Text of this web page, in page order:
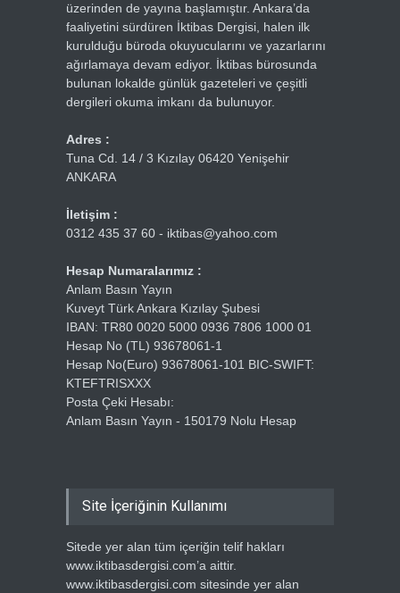
üzerinden de yayına başlamıştır. Ankara’da
faaliyetini sürdüren İktibas Dergisi, halen ilk
kurulduğu büroda okuyucularını ve yazarlarını
ağırlamaya devam ediyor. İktibas bürosunda
bulunan lokalde günlük gazeteleri ve çeşitli
dergileri okuma imkanı da bulunuyor.
Adres :
Tuna Cd. 14 / 3 Kızılay 06420 Yenişehir
ANKARA
İletişim :
0312 435 37 60 - iktibas@yahoo.com
Hesap Numaralarımız :
Anlam Basın Yayın
Kuveyt Türk Ankara Kızılay Şubesi
IBAN: TR80 0020 5000 0936 7806 1000 01
Hesap No (TL) 93678061-1
Hesap No(Euro) 93678061-101 BIC-SWIFT:
KTEFTRISXXX
Posta Çeki Hesabı:
Anlam Basın Yayın - 150179 Nolu Hesap
Site İçeriğinin Kullanımı
Sitede yer alan tüm içeriğin telif hakları
www.iktibasdergisi.com’a aittir.
www.iktibasdergisi.com sitesinde yer alan